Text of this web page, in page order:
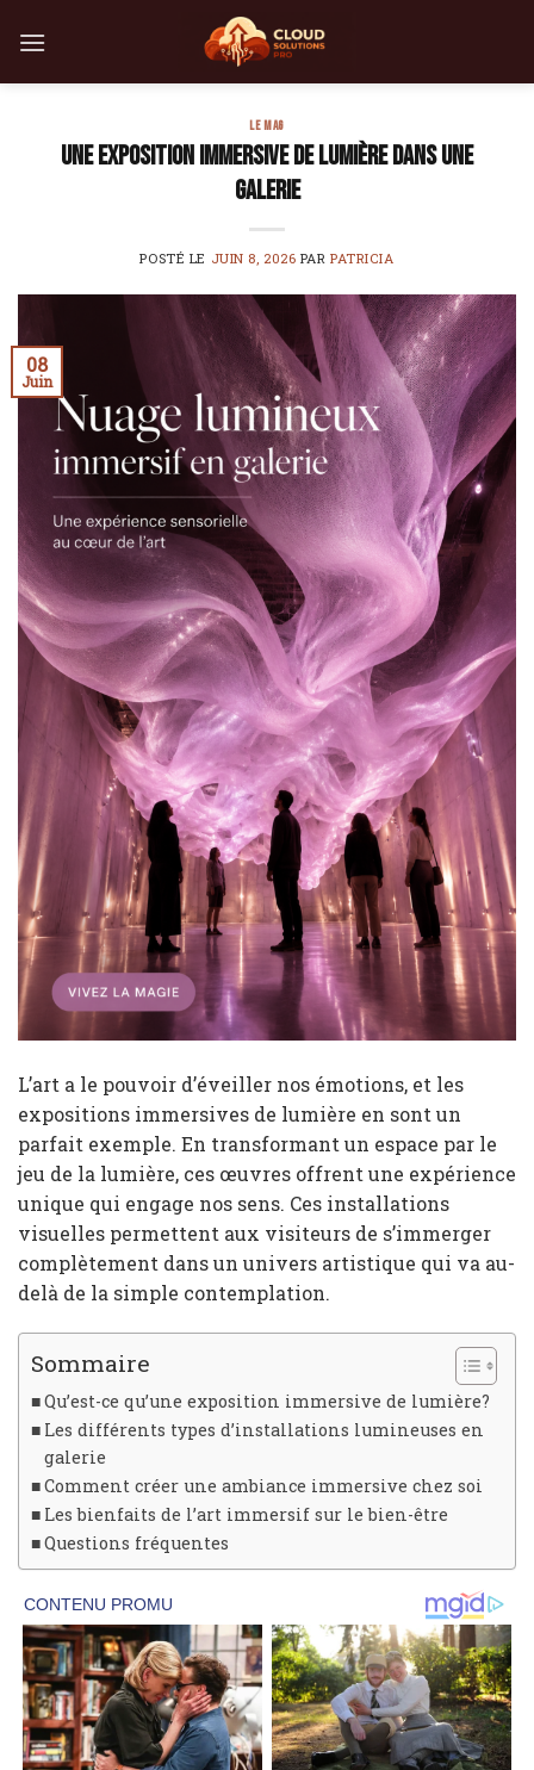
LE MAG
Une exposition immersive de lumière dans une
galerie
POSTÉ LE JUIN 8, 2026 PARPATRICIA
08
Juin
L’art a le pouvoir d’éveiller nos émotions, et les
expositions immersives de lumière en sont un
parfait exemple. En transformant un espace par le
jeu de la lumière, ces œuvres offrent une expérience
unique qui engage nos sens. Ces installations
visuelles permettent aux visiteurs de s’immerger
complètement dans un univers artistique qui va au-
delà de la simple contemplation.
Sommaire
Qu’est-ce qu’une exposition immersive de lumière?
Les différents types d’installations lumineuses en
galerie
Comment créer une ambiance immersive chez soi
Les bienfaits de l’art immersif sur le bien-être
Questions fréquentes